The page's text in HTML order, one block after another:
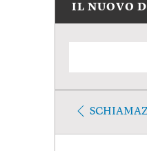
IL NUOVO